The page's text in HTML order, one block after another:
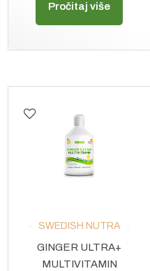
Pročitaj više
SWEDISH NUTRA
GINGER ULTRA+
MULTIVITAMIN